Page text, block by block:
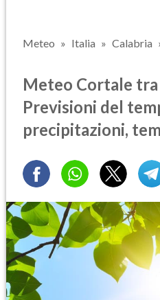
Meteo Italia Calabria
Meteo Cortale
Previsioni del
precipitazioni,